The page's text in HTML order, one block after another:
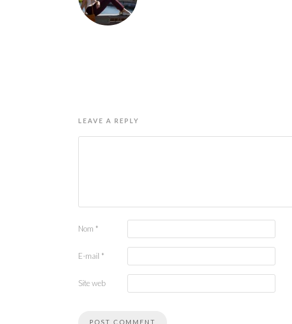
LEAVE A REPLY
Nom *
E-mail *
Site web